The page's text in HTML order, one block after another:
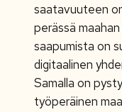
saatavuuteen
perässä
saapumista on
digitaalinen
Samalla on
työperäinen